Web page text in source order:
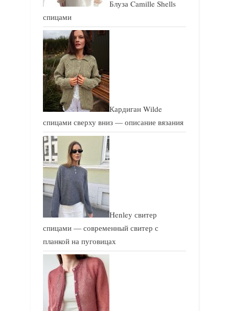
Блуза Camille Shells
спицами
Кардиган Wilde
спицами сверху вниз — описание вязания
Henley свитер
спицами — современный свитер с
планкой на пуговицах